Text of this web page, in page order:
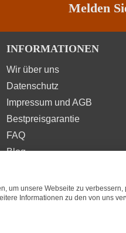
Melden
INFORMATIONEN
Wir über uns
Datenschutz
Impressum und AGB
Bestpreisgarantie
FAQ
Blog
BEWERTUNGEN
um unsere Webseite zu
Informationen zu den von uns